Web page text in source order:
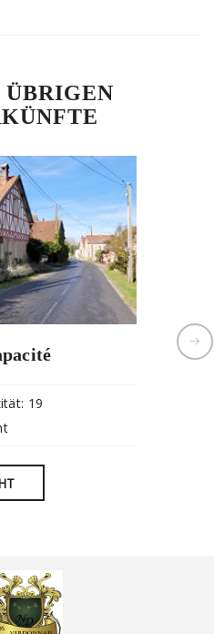
ÜBRIGEN
19
Le